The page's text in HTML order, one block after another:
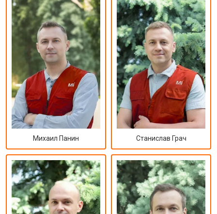
Михаил Панин Станислав Грач